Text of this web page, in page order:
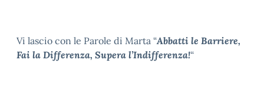
Vi lascio con le Parole di Marta “Abbatti le Barriere,
Fai la Differenza, Supera l’Indifferenza!“